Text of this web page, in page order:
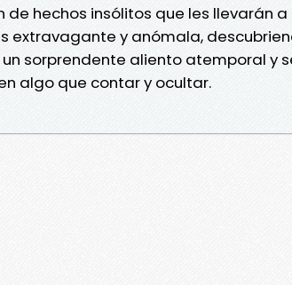
de hechos insólitos que les llevarán
extravagante y anómala,
sorprendente aliento atemporal y
algo que contar y ocultar.